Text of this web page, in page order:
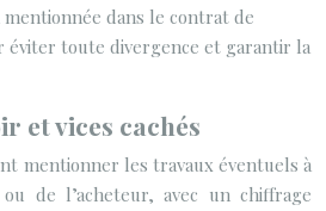
dans le contrat de
éviter toute divergence et garantir la
et vices cachés
mentionner les travaux éventuels à
de l’acheteur, avec un chiffrage